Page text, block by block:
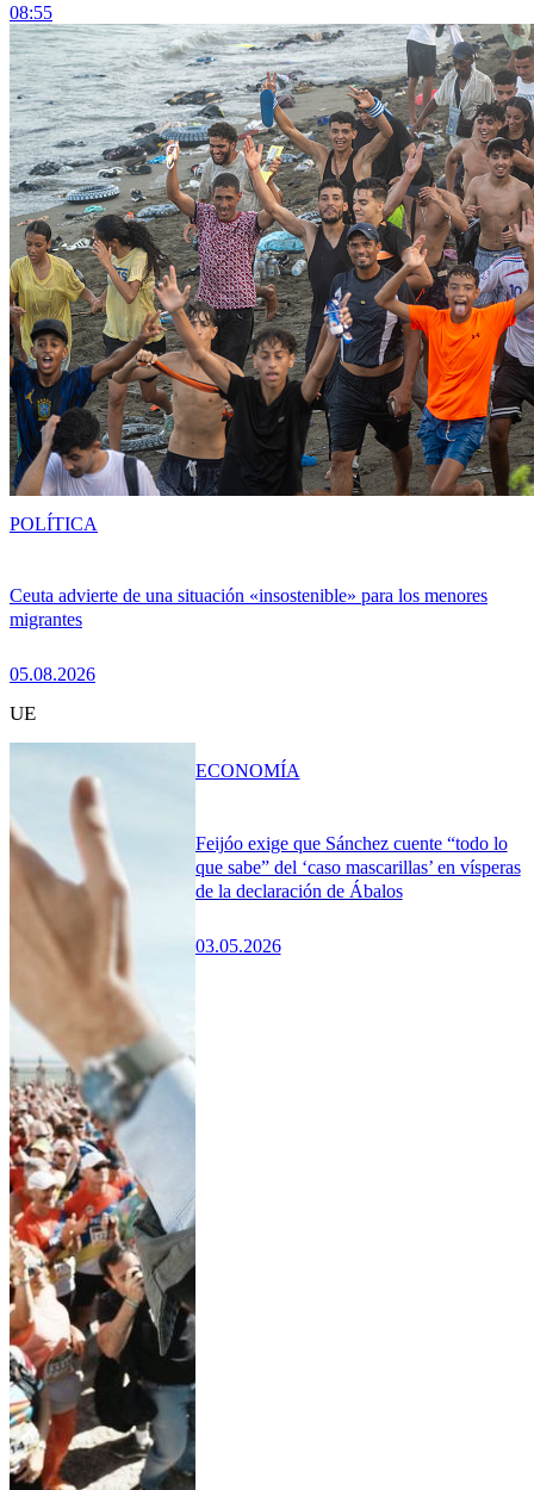
08:55
Ceuta advierte de una situación «insostenible» para los menores
migrantes
05.08.2026
POLÍTICA
UE
Feijóo exige que Sánchez cuente “todo lo
que sabe” del ‘caso mascarillas’ en vísperas
de la declaración de Ábalos
03.05.2026
ECONOMÍA